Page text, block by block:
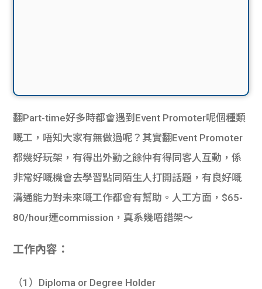
翻Part-time好多時都會遇到Event Promoter呢個種類
嘅工，唔知大家有無做過呢？其實翻Event Promoter
都幾好玩架，有得出外勤之餘仲有得同客人互動，係
非常好嘅機會去學習點同陌生人打開話題，有良好嘅
溝通能力對未來嘅工作都會有幫助。人工方面， $65-
80/hour連commission，真系幾唔錯架～
工作內容：
（1）Diploma or Degree Holder